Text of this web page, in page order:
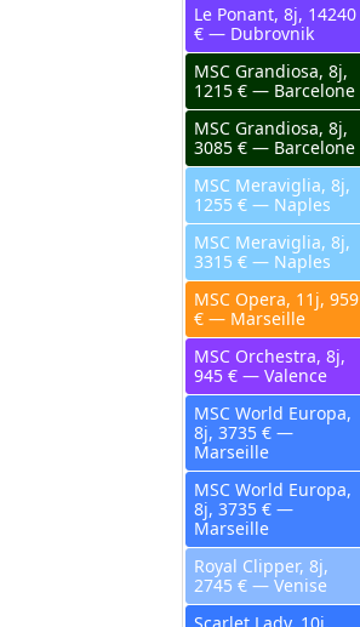
Le Ponant, 8j, 14240
€ — Dubrovnik
MSC Grandiosa, 8j,
1215 € — Barcelone
MSC Grandiosa, 8j,
3085 € — Barcelone
MSC Meraviglia, 8j,
1255 € — Naples
MSC Meraviglia, 8j,
3315 € — Naples
MSC Opera, 11j, 959
€ — Marseille
MSC Orchestra, 8j,
945 € — Valence
MSC World Europa,
8j, 3735 € —
Marseille
MSC World Europa,
8j, 3735 € —
Marseille
Royal Clipper, 8j,
2745 € — Venise
Scarlet Lady, 10j,